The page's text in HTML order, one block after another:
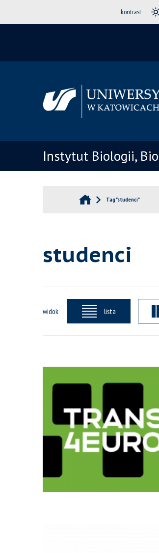
kontrast
Instytut Biologii,
Tag "studenci"
studenci
widok lista